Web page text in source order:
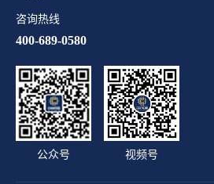
咨询热线
400-689-0580
公众号 视频号